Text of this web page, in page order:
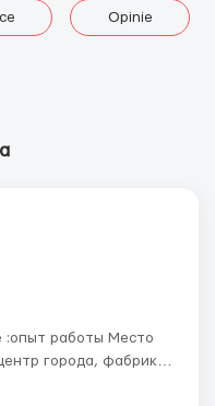
Opinie
:опыт работы Место
города, фабрика)
одежды на экспорт